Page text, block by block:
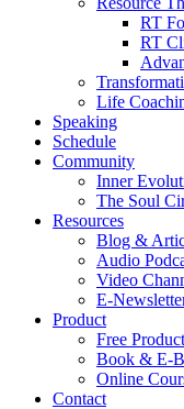
RT
RT
Life
Speaking
Schedule
Community
Inner
The Soul
Resources
Blog &
Audio
Video
E-
Product
Free
Book & E-
Online
Contact